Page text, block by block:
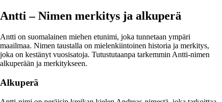
Antti – Nimen merkitys ja alkuperä
Antti on suomalainen miehen etunimi, joka tunnetaan ympäri
maailmaa. Nimen taustalla on mielenkiintoinen historia ja merkitys,
joka on kestänyt vuosisatoja. Tutustutaanpa tarkemmin Antti-nimen
alkuperään ja merkitykseen.
Alkuperä